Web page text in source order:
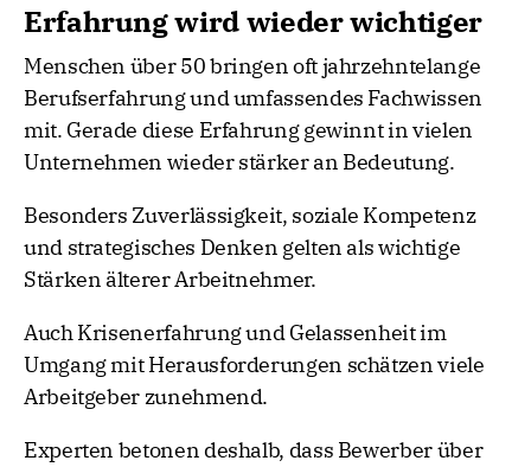
Erfahrung wird wieder wichtiger
Menschen über 50 bringen oft jahrzehntelange
Berufserfahrung und umfassendes Fachwissen
mit. Gerade diese Erfahrung gewinnt in vielen
Unternehmen wieder stärker an Bedeutung.
Besonders Zuverlässigkeit, soziale Kompetenz
und strategisches Denken gelten als wichtige
Stärken älterer Arbeitnehmer.
Auch Krisenerfahrung und Gelassenheit im
Umgang mit Herausforderungen schätzen viele
Arbeitgeber zunehmend.
Experten betonen deshalb, dass Bewerber über